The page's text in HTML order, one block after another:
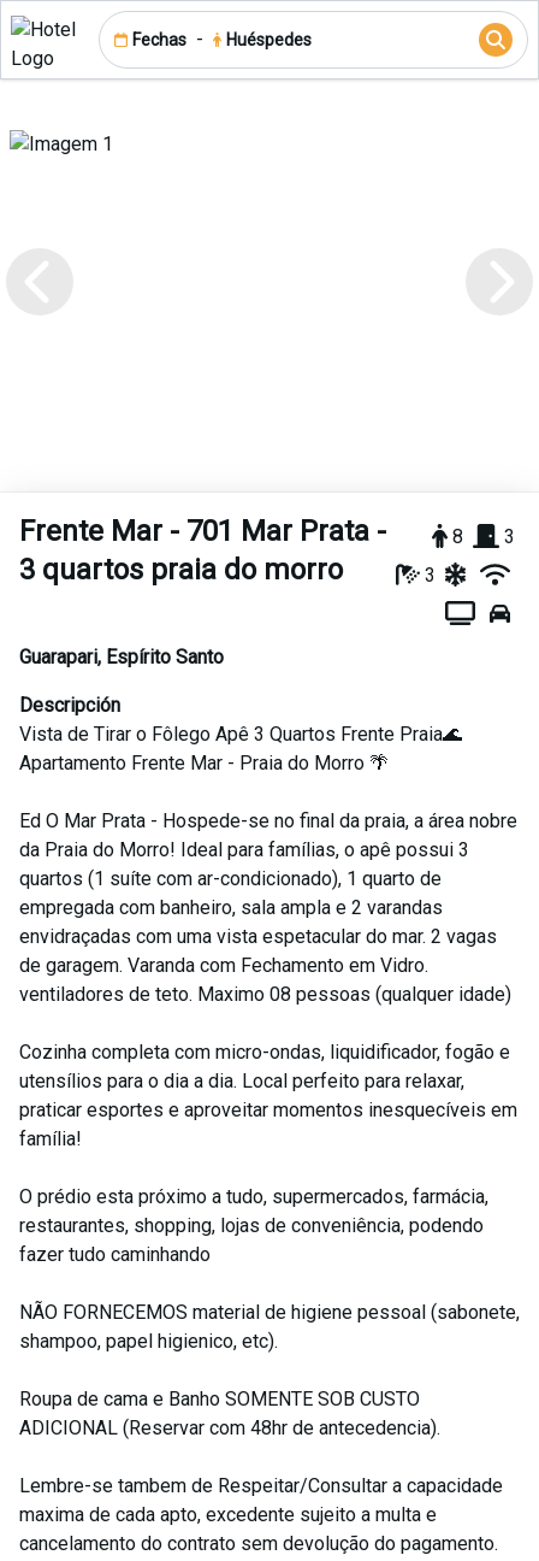
Fechas - Huéspedes
Frente Mar - 701 Mar Prata -
3 quartos praia do morro
8
3
3
Guarapari, Espírito Santo
Descripción
Vista de Tirar o Fôlego Apê 3 Quartos Frente Praia🌊
Apartamento Frente Mar - Praia do Morro 🌴
Ed O Mar Prata - Hospede-se no final da praia, a área nobre
da Praia do Morro! Ideal para famílias, o apê possui 3
quartos (1 suíte com ar-condicionado), 1 quarto de
empregada com banheiro, sala ampla e 2 varandas
envidraçadas com uma vista espetacular do mar. 2 vagas
de garagem. Varanda com Fechamento em Vidro.
ventiladores de teto. Maximo 08 pessoas (qualquer idade)
Cozinha completa com micro-ondas, liquidificador, fogão e
utensílios para o dia a dia. Local perfeito para relaxar,
praticar esportes e aproveitar momentos inesquecíveis em
família!
O prédio esta próximo a tudo, supermercados, farmácia,
restaurantes, shopping, lojas de conveniência, podendo
fazer tudo caminhando
NÃO FORNECEMOS material de higiene pessoal (sabonete,
shampoo, papel higienico, etc).
Roupa de cama e Banho SOMENTE SOB CUSTO
ADICIONAL (Reservar com 48hr de antecedencia).
Lembre-se tambem de Respeitar/Consultar a capacidade
maxima de cada apto, excedente sujeito a multa e
cancelamento do contrato sem devolução do pagamento.